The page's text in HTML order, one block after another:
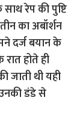
रेप की पुष्टि
का अबॉर्शन
दर्ज बयान के
होते ही
जाती थी यही
डंडे से